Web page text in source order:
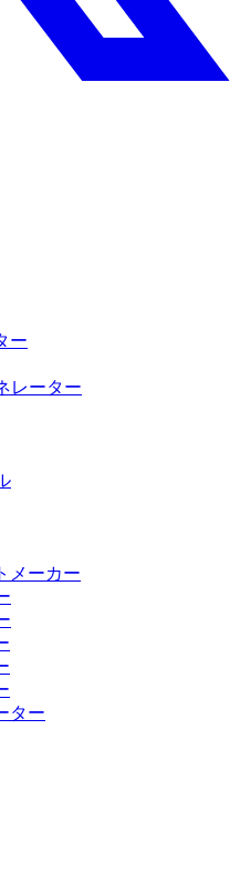
ー
レーター
メーカー
ター